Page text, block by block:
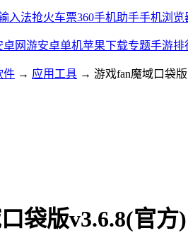
入法抢火车票360手机助手手机浏览
卓网游安卓单机苹果下载专题手游排
件 → 应用工具 → 游戏fan魔域口袋
袋版v3.6.8(官